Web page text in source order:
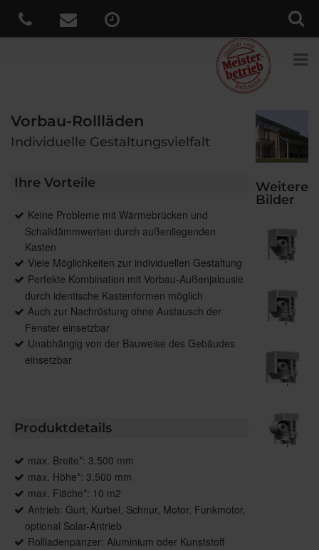
Vorbau-Rollläden
Individuelle Gestaltungsvielfalt
Ihre Vorteile
Keine Probleme mit Wärmebrücken und
Schalldämmwerten durch außenliegenden
Kasten
Viele Möglichkeiten zur individuellen Gestaltung
Perfekte Kombination mit Vorbau-Außenjalousie
durch identische Kastenformen möglich
Auch zur Nachrüstung ohne Austausch der
Fenster einsetzbar
Unabhängig von der Bauweise des Gebäudes
einsetzbar
Produktdetails
max. Breite*: 3.500 mm
max. Höhe*: 3.500 mm
max. Fläche*: 10 m2
Antrieb: Gurt, Kurbel, Schnur, Motor, Funkmotor,
optional Solar-Antrieb
Rollladenpanzer: Aluminium oder Kunststoff
Weitere
Bilder